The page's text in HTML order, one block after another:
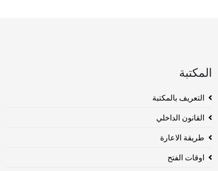
المكتبة
التعريف بالمكتبة
القانون الداخلي
طريقة الاعارة
اوقات الفتح